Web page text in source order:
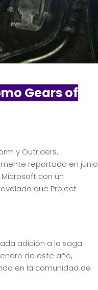
Gears of
y Outriders,
reportado en junio
con un
que Project
adición a la saga
de este año,
en la comunidad de